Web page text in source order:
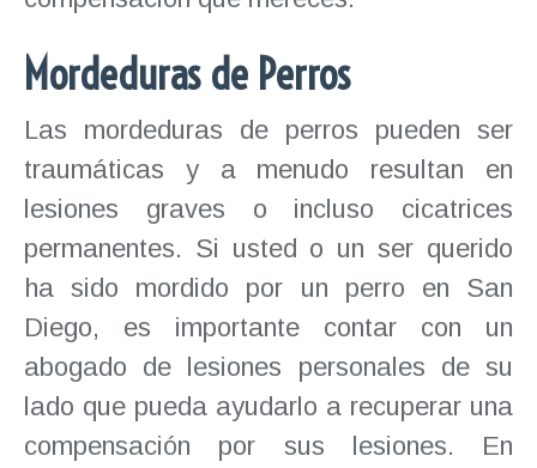
Mordeduras de Perros
Las mordeduras de perros pueden ser
traumáticas y a menudo resultan en
lesiones graves o incluso cicatrices
permanentes. Si usted o un ser querido
ha sido mordido por un perro en San
Diego, es importante contar con un
abogado de lesiones personales de su
lado que pueda ayudarlo a recuperar una
compensación por sus lesiones. En